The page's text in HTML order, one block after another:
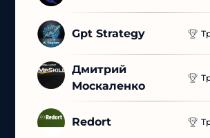
Gpt Strategy
Дмитрий
Москаленко
Redort